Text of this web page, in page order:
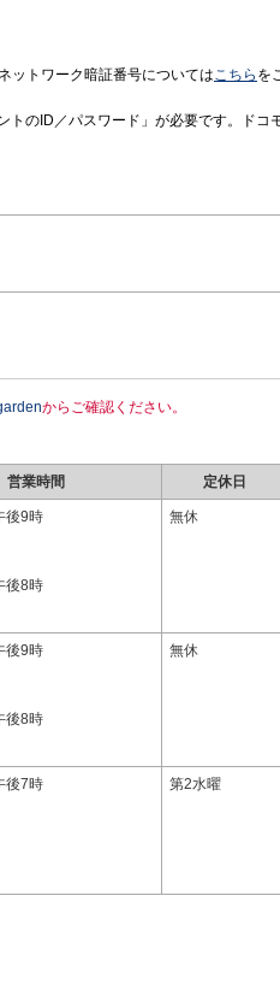
ットワーク暗証番号についてはこちら を
トのID／パスワード」が必要です。ドコ
からご確認ください。
営業時間 定休日
後9時
後8時
無休
後9時
後8時
無休
後7時 第2水曜